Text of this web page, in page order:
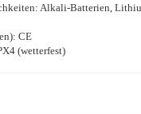
Alkali-Batterien,
CE
(wetterfest)